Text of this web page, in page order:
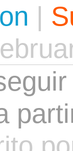
|